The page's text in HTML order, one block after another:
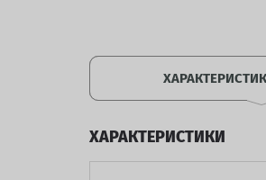
ХАРАКТЕРИСТИКИ